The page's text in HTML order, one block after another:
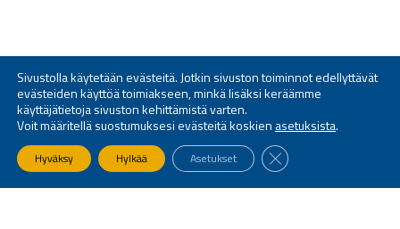
Sivustolla käytetään evästeitä. Jotkin sivuston toiminnot edellyttävät
evästeiden käyttöä toimiakseen, minkä lisäksi keräämme
käyttäjätietoja sivuston kehittämistä varten.
Voit määritellä suostumuksesi evästeitä koskien asetuksista.
Hyväksy Hylkää Asetukset SULJE